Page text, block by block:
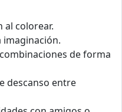
al colorear.
imaginación.
de forma
descanso entre